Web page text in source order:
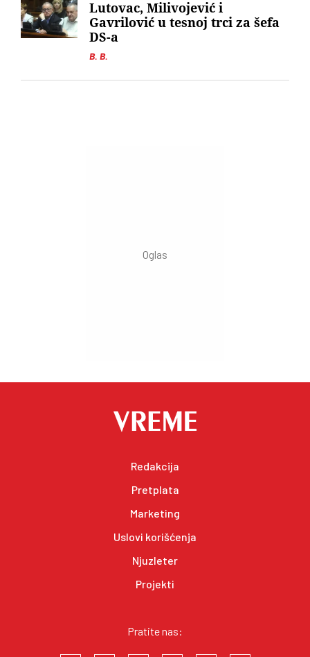
B. B.
Lutovac, Milivojević i
Gavrilović u tesnoj trci za šefa
DS-a
Redakcija
Pretplata
Marketing
Uslovi korišćenja
Njuzleter
Projekti
Pratite nas: